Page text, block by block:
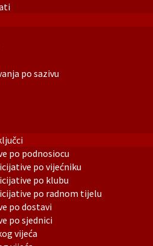
po sazivu
po podnosiocu
po vijećniku
po klubu
po radnom tijelu
po dostavi
po sjednici
vijeća